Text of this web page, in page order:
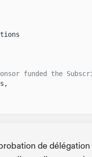
funded the
de délégation